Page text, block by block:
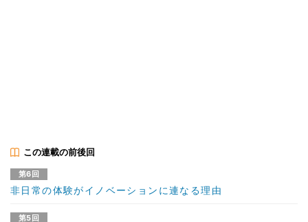
この連載の前後回
第6回
非日常の体験がイノベーションに連なる理由
第5回